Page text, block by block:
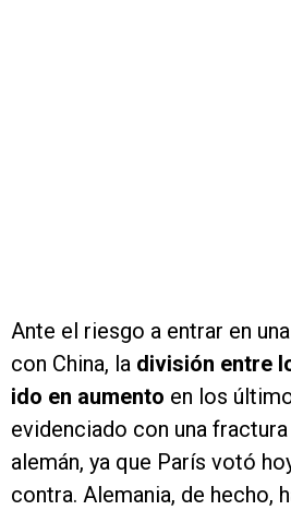
Ante el riesgo a entrar en
con China, la división entre
ido en aumento en los
evidenciado con una
alemán, ya que París votó
contra. Alemania, de hecho,